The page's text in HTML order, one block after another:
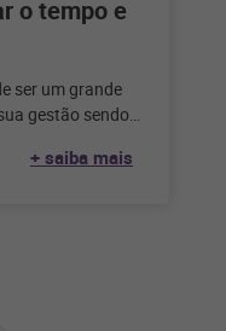
o tempo e
ser um grande
gestão sendo
+ saiba mais